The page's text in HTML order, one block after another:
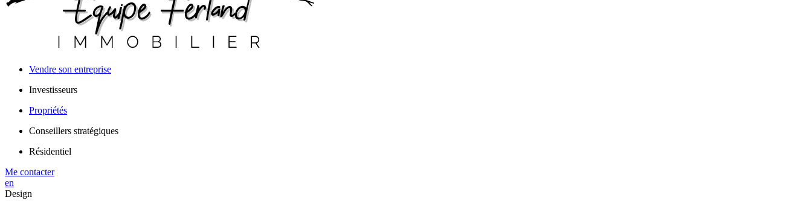
Vendre son entreprise
Investisseurs
Propriétés
Conseillers stratégiques
Résidentiel
Me contacter
en
Design